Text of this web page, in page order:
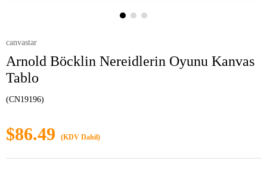
canvastar
Arnold Böcklin Nereidlerin Oyunu Kanvas
Tablo
(CN19196)
$86.49 (KDV Dahil)